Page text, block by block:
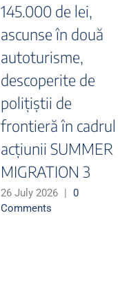
145.000 de lei,
ascunse în două
autoturisme,
descoperite de
polițiștii de
frontieră în cadrul
acțiunii SUMMER
MIGRATION 3
26 July 2026 | 0
Comments